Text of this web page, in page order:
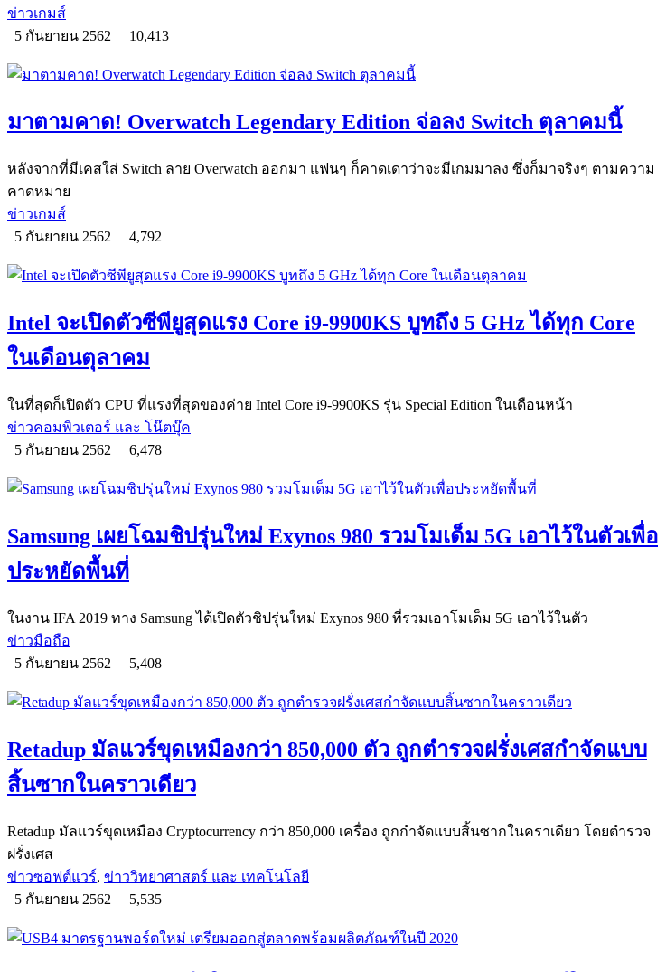
ข่าวเกมส์
5 กันยายน 2562
10,413
มาตามคาด! Overwatch Legendary Edition จ่อลง Switch ตุลาคมนี้
หลังจากที่มีเคสใส่ Switch ลาย Overwatch ออกมา แฟนๆ ก็คาดเดาว่าจะมีเกมมาลง ซึ่งก็มาจริงๆ ตามความ
คาดหมาย
ข่าวเกมส์
5 กันยายน 2562
4,792
Intel จะเปิดตัวซีพียูสุดแรง Core i9-9900KS บูทถึง 5 GHz ได้ทุก Core
ในเดือนตุลาคม
ในที่สุดก็เปิดตัว CPU ที่แรงที่สุดของค่าย Intel Core i9-9900KS รุ่น Special Edition ในเดือนหน้า
ข่าวคอมพิวเตอร์ และ โน๊ตบุ๊ค
5 กันยายน 2562
6,478
Samsung เผยโฉมชิปรุ่นใหม่ Exynos 980 รวมโมเด็ม 5G เอาไว้ในตัวเพื่อ
ประหยัดพื้นที่
ในงาน IFA 2019 ทาง Samsung ได้เปิดตัวชิปรุ่นใหม่ Exynos 980 ที่รวมเอาโมเด็ม 5G เอาไว้ในตัว
ข่าวมือถือ
5 กันยายน 2562
5,408
Retadup มัลแวร์ขุดเหมืองกว่า 850,000 ตัว ถูกตำรวจฝรั่งเศสกำจัดแบบ
สิ้นซากในคราวเดียว
Retadup มัลแวร์ขุดเหมือง Cryptocurrency กว่า 850,000 เครื่อง ถูกกำจัดแบบสิ้นซากในคราเดียว โดยตำรวจ
ฝรั่งเศส
ข่าวซอฟต์แวร์, ข่าววิทยาศาสตร์ และ เทคโนโลยี
5 กันยายน 2562
5,535